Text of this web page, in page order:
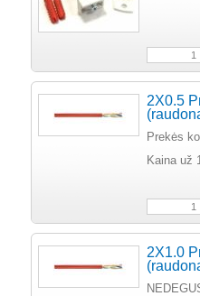
2X0.5
Prekės
Kaina už
2X1.0